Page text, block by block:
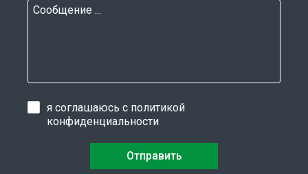
я соглашаюсь с политикой
конфиденциальности